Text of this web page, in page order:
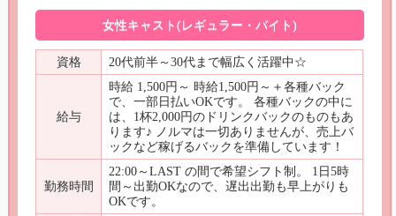
女性キャスト(レギュラー・バイト)
資格 20代前半～30代まで幅広く活躍中☆
給与
時給 1,500円～ 時給1,500円～＋各種バック
で、一部日払いOKです。 各種バックの中に
は、1杯2,000円のドリンクバックのものもあ
ります♪ ノルマは一切ありませんが、売上バ
ックなど稼げるバックを準備しています！
勤務時間
22:00～LAST の間で希望シフト制。 1日5時
間～出勤OKなので、遅出出勤も早上がりも
OKです。